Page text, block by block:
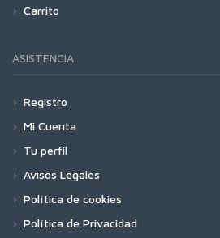
Carrito
ASISTENCIA
Registro
Mi Cuenta
Tu perfil
Avisos Legales
Política de cookies
Política de Privacidad